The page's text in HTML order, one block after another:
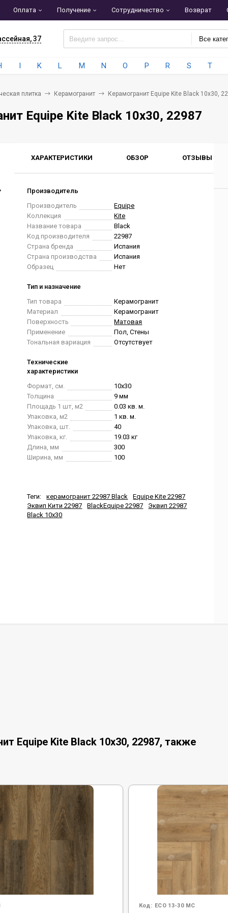
Оплата Получение Сотрудничество Возврат
37 Все
I K L M N O P R S T
плитка Керамогранит Керамогранит Equipe Kite Black 10x30,
Equipe Kite Black 10x30, 22987
ХАРАКТЕРИСТИКИ ОБЗОР ОТЗЫВЫ
Производитель
Производитель
Equipe
Коллекция
Kite
Название товара
Black
Код производителя
22987
Страна бренда
Испания
Страна производства
Испания
Образец
Нет
Тип и назначение
Тип товара
Керамогранит
Материал
Керамогранит
Поверхность
Матовая
Применение
Пол, Стены
Тональная вариация
Отсутствует
Технические
характеристики
Формат, см.
10x30
Толщина
9 мм
Площадь 1 шт, м2
0.03 кв. м.
Упаковка, м2
1 кв. м.
Упаковка, шт.
40
Упаковка, кг.
19.03 кг
Длина, мм
300
Ширина, мм
100
Теги: керамогранит 22987 Black
Equipe Kite 22987
Эквип Кити 22987
BlackEquipe 22987
Эквип 22987
Black 10x30
Equipe Kite Black 10x30, 22987, также
Код: ECO 13-30 MC